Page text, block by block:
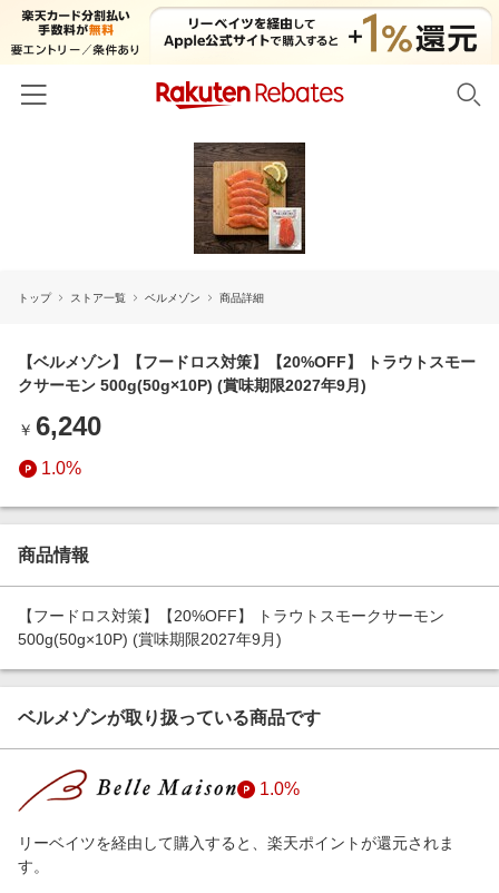
ファッション・インナー・小物
日用品・キッチン用品
キッズ・ベビー用品
家電・PC・スマホ・カメラ
エンタメ
スポーツ・アウトドア・ゴルフ
インテリア・寝具
ペット・花・DIY・車
金融・マネー・保険
デジタルコンテンツ
ビジネス・その他サービス
リーベイツ注目ストア
対象ストア新規限定特典
新着ストアのご紹介
楽天サービス特集
旅行特集
とことん買い物チャレンジ
Apple公式サイト×楽天カード分割払い
Qoo10メガポ
Samsung ボーナスキャンペーン
週末の高還元 夏の長期版
友達紹介
トップ ストア一覧 ベルメゾン 商品詳細
【ベルメゾン】【フードロス対策】【20%OFF】 トラウトスモー
クサーモン 500g(50g×10P) (賞味期限2027年9月)
￥ 6,240
1.0%
商品情報
【フードロス対策】【20%OFF】 トラウトスモークサーモン
500g(50g×10P) (賞味期限2027年9月)
ベルメゾンが取り扱っている商品です
1.0%
リーベイツを経由して購入すると、楽天ポイントが還元されま
す。